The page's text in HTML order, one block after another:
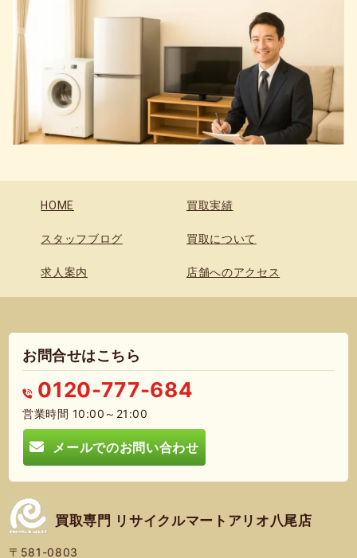
HOME 買取実績
スタッフブログ 買取について
求人案内 店舗へのアクセス
お問合せはこちら
0120-777-684
営業時間 10:00～21:00
メールでのお問い合わせ
買取専門 リサイクルマートアリオ八尾店
〒581-0803